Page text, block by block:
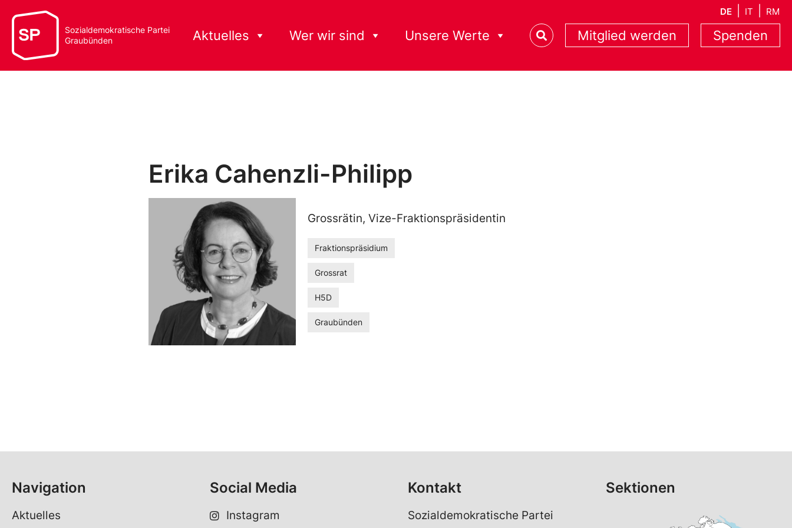
DE IT RM
Sozialdemokratische Partei
Graubünden
Aktuelles Wer wir sind Unsere Werte Mitglied werden Spenden
Erika Cahenzli-Philipp
Grossrätin, Vize-Fraktionspräsidentin
Fraktionspräsidium
Grossrat
H5D
Graubünden
Navigation
Aktuelles
Social Media
Instagram
Kontakt
Sozialdemokratische Partei
Sektionen